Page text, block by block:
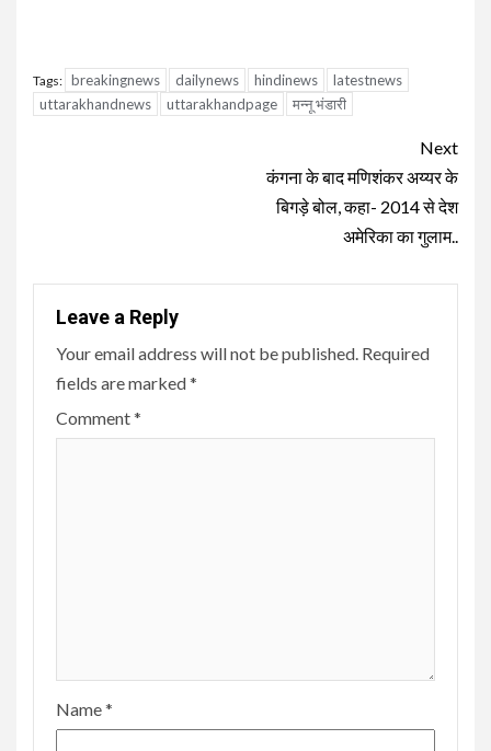
Tags: breakingnews dailynews hindinews
latestnews
uttarakhandnews
uttarakhandpage मन्नू भंडारी
Next
कंगना के बाद मणिशंकर अय्यर के
बिगड़े बोल, कहा- 2014 से देश
अमेरिका का गुलाम..
Leave a Reply
Your email address will not be published. Required
fields are marked*
Comment*
Name*